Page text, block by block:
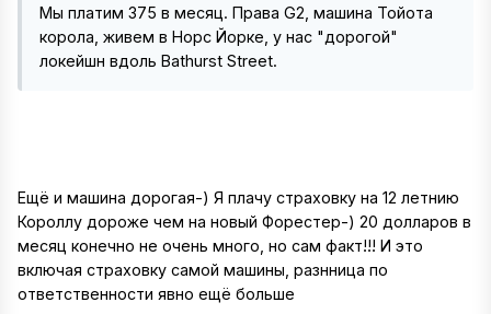
Мы платим 375 в месяц. Права G2, машина Тойота
корола, живем в Норс Йорке, у нас "дорогой"
локейшн вдоль Bathurst Street.
Ещё и машина дорогая-) Я плачу страховку на 12 летнию
Короллу дороже чем на новый Форестер-) 20 долларов в
месяц конечно не очень много, но сам факт!!! И это
включая страховку самой машины, разнница по
ответственности явно ещё больше